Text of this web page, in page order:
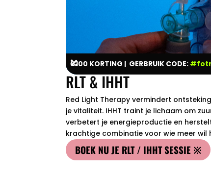
€100 KORTING | GERBRUIK CODE:

RLT & IHHT
Red Light Therapy vermindert
je vitaliteit. IHHT traint je lichaam om
verbetert je energieproductie en
krachtige combinatie voor wie meer wil
BOEK NU JE RLT / IHHT SESSIE ※